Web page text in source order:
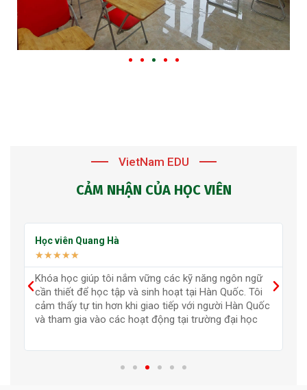
VietNam EDU
CẢM NHẬN CỦA HỌC VIÊN
Học viên Quang Hà
★★★★★
Khóa học giúp tôi nắm vững các kỹ năng ngôn ngữ
cần thiết để học tập và sinh hoạt tại Hàn Quốc. Tôi
cảm thấy tự tin hơn khi giao tiếp với người Hàn Quốc
và tham gia vào các hoạt động tại trường đại học